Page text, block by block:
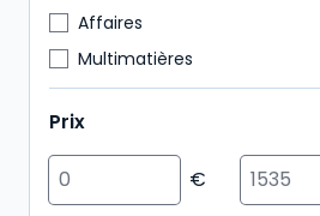
Affaires
Multimatières
Social
Sciences politiques et sociales
Fiscal
Prix